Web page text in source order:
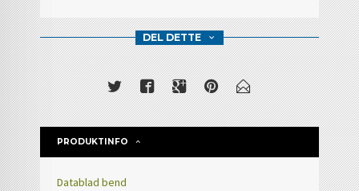
DEL DETTE
PRODUKTINFO
Datablad bend